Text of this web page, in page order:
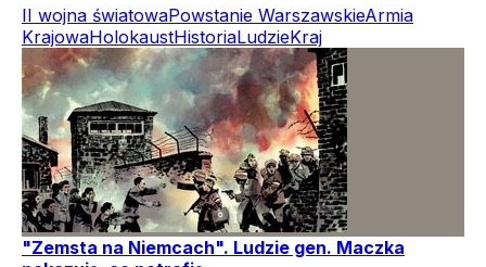
II wojna światowaPowstanie WarszawskieArmia
KrajowaHolokaustHistoriaLudzieKraj
"Zemsta na Niemcach". Ludzie gen. Maczka